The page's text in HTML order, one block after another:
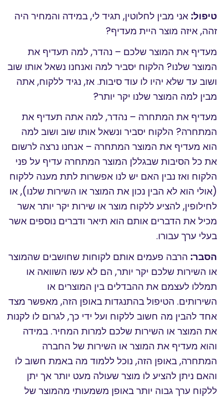
טיפול: אני מבין לחלוטין, תגיד לי, במידה והמחיר היה
זהה, איזה מוצר היית מעדיף?
מעדיף את המוצר שלכם – נהדר, למה תעדיף את
המוצר שלנו? הלקוח יסביר למה ואנחנו נשאל אותו שוב
ושוב עד שלא יהיו לו עוד סיבות. אז, נגיד ללקוח, אתה
מבין למה המוצר שלנו יקר יותר?
מעדיף את המתחרה – נהדר, למה אתה תעדיף את
המתחרה? הלקוח יסביר ונשאל אותו שוב ושוב למה
הוא מעדיף את המוצר המתחרה – אנחנו נרצה לרשום
את כל הסיבות שבגללן המוצר המתחרה עדיף על פני
הלקוח ואז נבין האם יש לנו אפשרות לתת מענה ללקוח
(אולי הוא לא הבין נכון את המוצר או השירות שלנו), או
לחילופין, להציע ללקוח מוצר או שירות יקר יותר אשר
מכיל את הדברים אותם הוא תיאר ודברים נוספים אשר
בעלי ערך עבורו.
הסבר: הרבה פעמים אותם לקוחות שחושבים שהמוצר
או השירות שלכם יקר יותר, הם לא עשו השוואה או
תמללו לעצמם את ההבדלים בין המוצרים או
השירותים. הטיפול בהתנגדות באופן הזה, מאפשר מצד
אחד להבין מה חשוב ללקוח ועל ידי כך, לגרום לו לקנות
את המוצר או השירות שלכם למרות המחיר. במידה
והוא מעדיף את המוצר או השירות של החברה
המתחרה, באופן הזה, נוכל ללמוד מה באמת חשוב לו
והאם ניתן להציע לו מוצר שעולה מעט יותר אך יתן
ללקוח ערך גבוה יותר באופן משמעותי מהמוצר של